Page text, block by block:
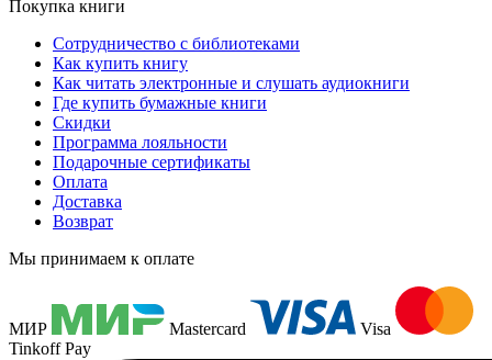
Покупка книги
Сотрудничество с библиотеками
Как купить книгу
Как читать электронные и слушать аудиокниги
Где купить бумажные книги
Скидки
Программа лояльности
Подарочные сертификаты
Оплата
Доставка
Возврат
Мы принимаем к оплате
МИР Mastercard
Visa
Tinkoff Pay